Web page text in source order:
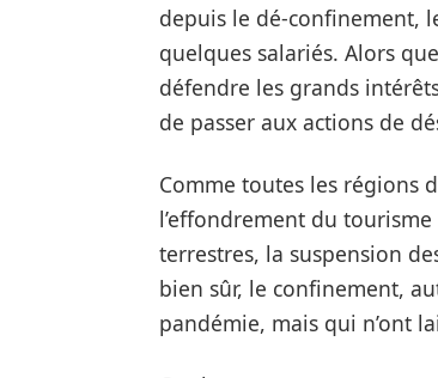
depuis le dé-confinement,
quelques salariés. Alors
défendre les grands
de passer aux actions de
Comme toutes les régions
l’effondrement du
terrestres, la suspension
bien sûr, le confinement,
pandémie, mais qui n’ont